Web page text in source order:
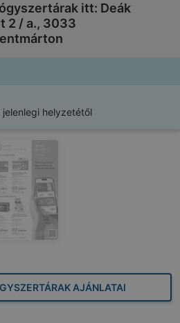
itt: Deák
2 / a., 3033
helyzetétől
AJÁNLATAI